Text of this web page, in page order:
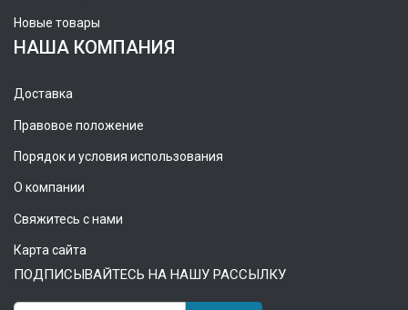
Новые товары
НАША КОМПАНИЯ
Доставка
Правовое положение
Порядок и условия использования
О компании
Свяжитесь с нами
Карта сайта
ПОДПИСЫВАЙТЕСЬ НА НАШУ РАССЫЛКУ